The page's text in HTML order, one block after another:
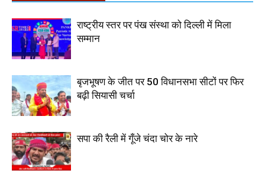
राष्ट्रीय स्तर पर पंख संस्था को दिल्ली में मिला
सम्मान
बृजभूषण के जीत पर 50 विधानसभा सीटों पर फिर
बढ़ी सियासी चर्चा
सपा की रैली में गूँजे चंदा चोर के नारे